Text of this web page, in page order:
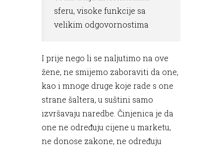
sferu, visoke funkcije sa
velikim odgovornostima
I prije nego li se naljutimo na ove
žene, ne smijemo zaboraviti da one,
kao i mnoge druge koje rade s one
strane šaltera, u suštini samo
izvršavaju naredbe. Činjenica je da
one ne određuju cijene u marketu,
ne donose zakone, ne određuju